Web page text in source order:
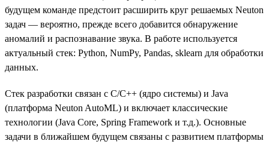
будущем команде предстоит расширить круг решаемых Neuton
задач — вероятно, прежде всего добавится обнаружение
аномалий и распознавание звука. В работе используется
актуальный стек: Python, NumPy, Pandas, sklearn для обработки
данных.
Стек разработки связан с C/C++ (ядро системы) и Java
(платформа Neuton AutoML) и включает классические
технологии (Java Core, Spring Framework и т.д.). Основные
задачи в ближайшем будущем связаны с развитием платформы